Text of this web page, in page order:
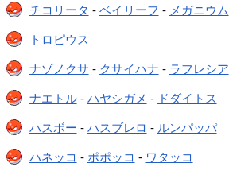
チコリータ - ベイリーフ - メガニウム
トロピウス
ナゾノクサ - クサイハナ - ラフレシア
ナエトル- ハヤシガメ - ドダイトス
ハスボー - ハスブレロ - ルンパッパ
ハネッコ - ポポッコ - ワタッコ